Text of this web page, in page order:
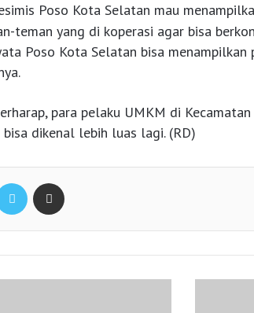
Poso Kota Selatan mau
teman yang di koperasi agar bisa
Poso Kota Selatan bisa
para pelaku UMKM di
bisa dikenal lebih luas lagi. (RD)
Twitter